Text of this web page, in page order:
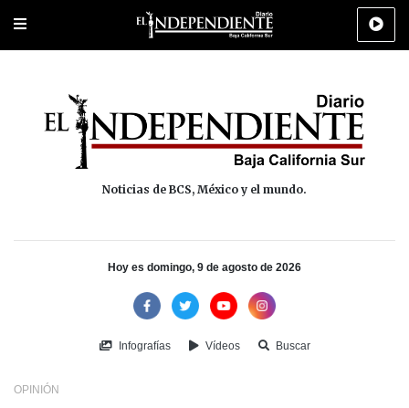
Portada Los Cabos Policiaca Deportes Cultura
Noticias de BCS, México y el mundo.
Hoy es domingo, 9 de agosto de 2026
Infografías Vídeos Buscar
OPINIÓN